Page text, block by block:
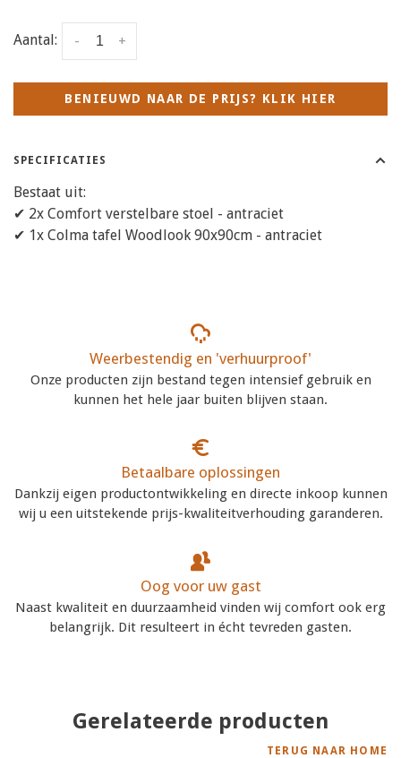
Aantal: +
-
BENIEUWD NAAR DE PRIJS? KLIK HIER
SPECIFICATIES
Bestaat uit:
✔ 2x Comfort verstelbare stoel - antraciet
✔ 1x Colma tafel Woodlook 90x90cm - antraciet
Weerbestendig en 'verhuurproof'
Onze producten zijn bestand tegen intensief gebruik en
kunnen het hele jaar buiten blijven staan.
Betaalbare oplossingen
Dankzij eigen productontwikkeling en directe inkoop kunnen
wij u een uitstekende prijs-kwaliteitverhouding garanderen.
Oog voor uw gast
Naast kwaliteit en duurzaamheid vinden wij comfort ook erg
belangrijk. Dit resulteert in écht tevreden gasten.
Gerelateerde producten
TERUG NAAR HOME